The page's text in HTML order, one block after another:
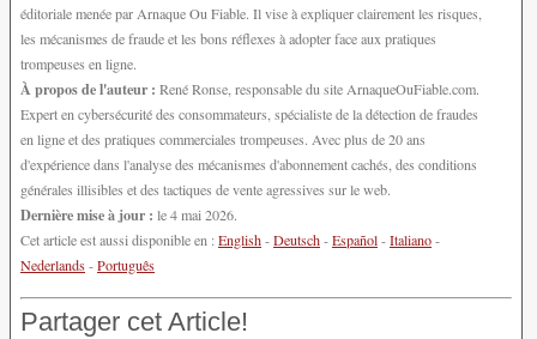
éditoriale menée par Arnaque Ou Fiable. Il vise à expliquer clairement les risques,
les mécanismes de fraude et les bons réflexes à adopter face aux pratiques
trompeuses en ligne.
À propos de l'auteur : René Ronse, responsable du site ArnaqueOuFiable.com.
Expert en cybersécurité des consommateurs, spécialiste de la détection de fraudes
en ligne et des pratiques commerciales trompeuses. Avec plus de 20 ans
d'expérience dans l'analyse des mécanismes d'abonnement cachés, des conditions
générales illisibles et des tactiques de vente agressives sur le web.
Dernière mise à jour : le 4 mai 2026.
Cet article est aussi disponible en :English-Deutsch-Español-Italiano-
Nederlands-Português
Partager cet Article!